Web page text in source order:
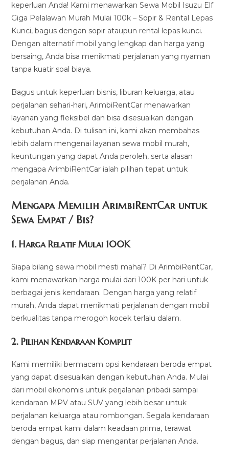
keperluan Anda! Kami menawarkan Sewa Mobil Isuzu Elf
Giga Pelalawan Murah Mulai 100k – Sopir & Rental Lepas
Kunci, bagus dengan sopir ataupun rental lepas kunci.
Dengan alternatif mobil yang lengkap dan harga yang
bersaing, Anda bisa menikmati perjalanan yang nyaman
tanpa kuatir soal biaya.
Bagus untuk keperluan bisnis, liburan keluarga, atau
perjalanan sehari-hari, ArimbiRentCar menawarkan
layanan yang fleksibel dan bisa disesuaikan dengan
kebutuhan Anda. Di tulisan ini, kami akan membahas
lebih dalam mengenai layanan sewa mobil murah,
keuntungan yang dapat Anda peroleh, serta alasan
mengapa ArimbiRentCar ialah pilihan tepat untuk
perjalanan Anda.
Mengapa Memilih ArimbiRentCar untuk
Sewa Empat / Bis?
1.Harga Relatif Mulai 100K
Siapa bilang sewa mobil mesti mahal? Di ArimbiRentCar,
kami menawarkan harga mulai dari 100K per hari untuk
berbagai jenis kendaraan. Dengan harga yang relatif
murah, Anda dapat menikmati perjalanan dengan mobil
berkualitas tanpa merogoh kocek terlalu dalam.
2. Pilihan Kendaraan Komplit
Kami memiliki bermacam opsi kendaraan beroda empat
yang dapat disesuaikan dengan kebutuhan Anda. Mulai
dari mobil ekonomis untuk perjalanan pribadi sampai
kendaraan MPV atau SUV yang lebih besar untuk
perjalanan keluarga atau rombongan. Segala kendaraan
beroda empat kami dalam keadaan prima, terawat
dengan bagus, dan siap mengantar perjalanan Anda.